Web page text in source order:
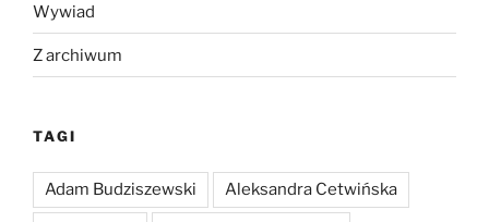
Wywiad
Z archiwum
TAGI
Adam Budziszewski Aleksandra Cetwińska